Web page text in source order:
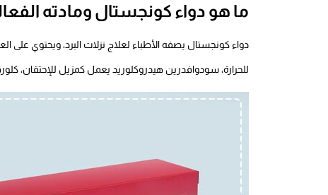
ما هو دواء كونجستال ومادته
دواء كونجستال يصفه الأطباء لعلاج نزلات البرد، ويحتوي على
للحرارة، سودوافدرين هيدروكلوريد يعمل كمزيل للإحتقان،